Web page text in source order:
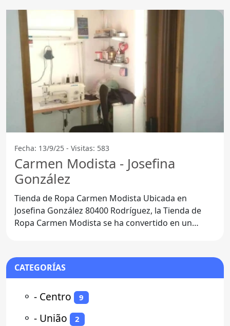
Fecha: 13/9/25 - Visitas: 583
Carmen Modista - Josefina
González
Tienda de Ropa Carmen Modista Ubicada en
Josefina González 80400 Rodríguez, la Tienda de
Ropa Carmen Modista se ha convertido en un
CATEGORÍAS
⚬ - Centro 9
⚬ - União 2